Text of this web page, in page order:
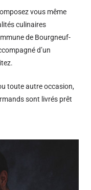
vous même
culinaires
de Bourgneuf-
d’un
toute autre occasion,
sont livrés prêt